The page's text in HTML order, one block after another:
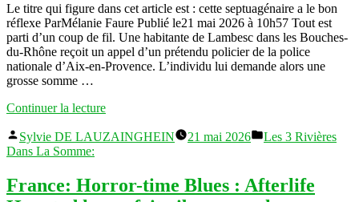
Le titre qui figure dans cet article est : cette septuagénaire a le bon
réflexe ParMélanie Faure Publié le21 mai 2026 à 10h57 Tout est
parti d’un coup de fil. Une habitante de Lambesc dans les Bouches-
du-Rhône reçoit un appel d’un prétendu policier de la police
nationale d’Aix-en-Provence. L’individu lui demande alors une
grosse somme …
Continuer la lecture« cette
a
réflexe »
Publié
par
Sylvie DE LAUZAINGHEIN 21 mai 2026
Publié
Les 3 Rivières
Dans La Somme:
France: Horror-time Blues : Afterlife